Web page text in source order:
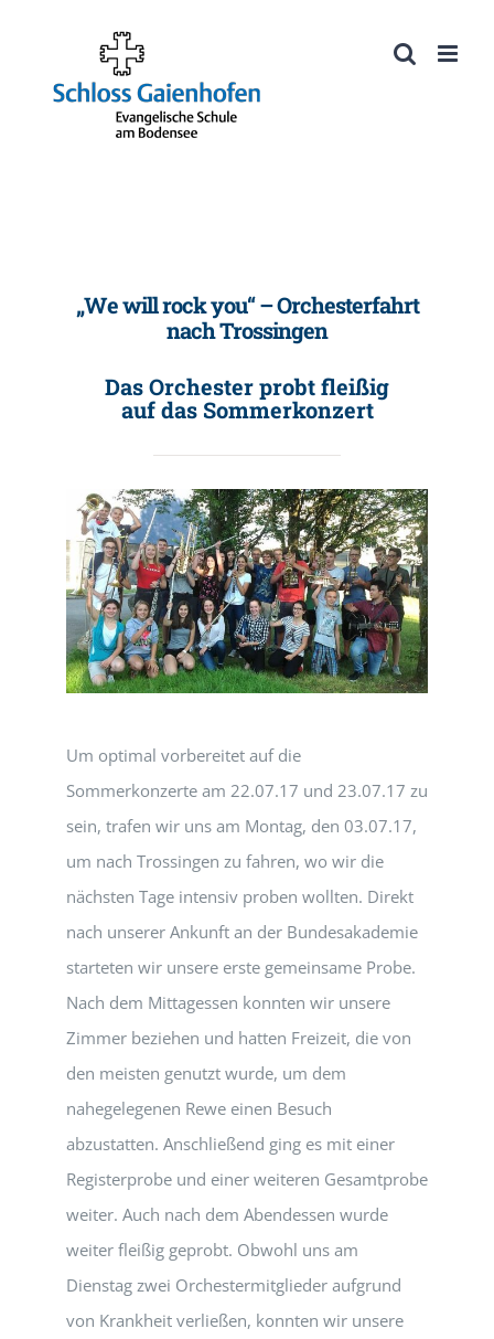
Werkzeugleiste öffnen
springen
„We will rock you“ – Orchesterfahrt
nach Trossingen
Das Orchester probt fleißig
auf das Sommerkonzert
Um optimal vorbereitet auf die
Sommerkonzerte am 22.07.17 und 23.07.17 zu
sein, trafen wir uns am Montag, den 03.07.17,
um nach Trossingen zu fahren, wo wir die
nächsten Tage intensiv proben wollten. Direkt
nach unserer Ankunft an der Bundesakademie
starteten wir unsere erste gemeinsame Probe.
Nach dem Mittagessen konnten wir unsere
Zimmer beziehen und hatten Freizeit, die von
den meisten genutzt wurde, um dem
nahegelegenen Rewe einen Besuch
abzustatten. Anschließend ging es mit einer
Registerprobe und einer weiteren Gesamtprobe
weiter. Auch nach dem Abendessen wurde
weiter fleißig geprobt. Obwohl uns am
Dienstag zwei Orchestermitglieder aufgrund
von Krankheit verließen, konnten wir unsere